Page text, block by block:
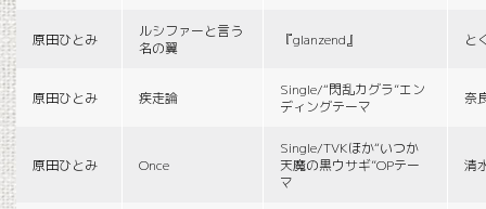
原田ひとみ
ルシファーと言う
名の翼
『glanzend』 と
原田ひとみ 疾走論
Single/“閃乱カグラ”エン
ディングテーマ
奈
原田ひとみ Once
Single/TVKほか“いつか
天魔の黒ウサギ”OPテー
マ
清